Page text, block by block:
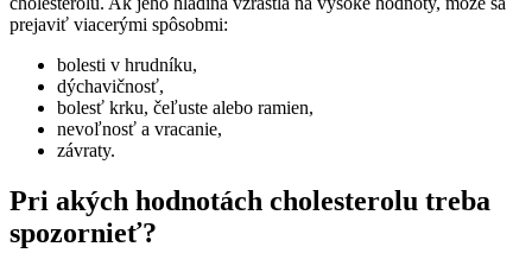
prejaviť viacerými spôsobmi:
bolesti v hrudníku,
dýchavičnosť,
bolesť krku, čeľuste alebo ramien,
nevoľnosť a vracanie,
závraty.
Pri akých hodnotách cholesterolu treba
spozornieť?